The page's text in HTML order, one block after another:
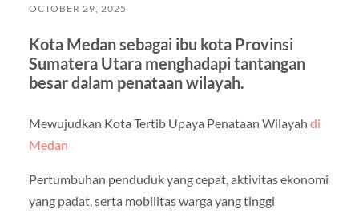
OCTOBER 29, 2025
Kota Medan sebagai ibu kota Provinsi
Sumatera Utara menghadapi tantangan
besar dalam penataan wilayah.
Mewujudkan Kota Tertib Upaya Penataan Wilayah di
Medan
Pertumbuhan penduduk yang cepat, aktivitas ekonomi
yang padat, serta mobilitas warga yang tinggi